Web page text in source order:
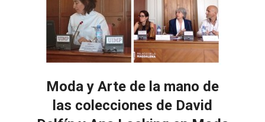
Moda y Arte de la mano de
las colecciones de David